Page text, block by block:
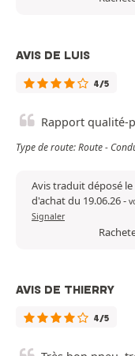
AVIS DE LUIS
4/5
Rapport qualité-
Type de route: Route -
Avis traduit déposé le
d'achat du 19.06.26-
Signaler
AVIS DE THIERRY
4/5